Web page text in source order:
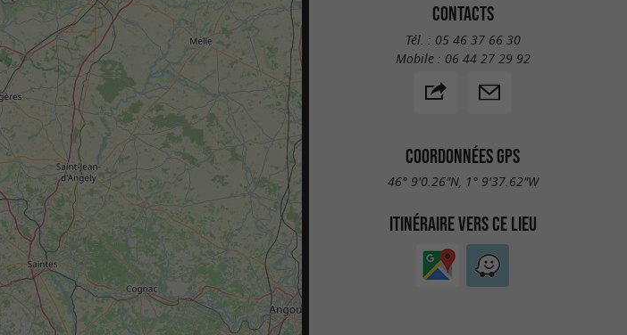
CONTACTS
Tél. : 05 46 37 66 30
Mobile : 06 44 27 29 92
COORDONNÉES GPS
46° 9'0.26"N, 1° 9'37.62"W
ITINÉRAIRE VERS CE LIEU